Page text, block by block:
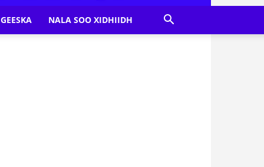
NALA SOO XIDHIIDH